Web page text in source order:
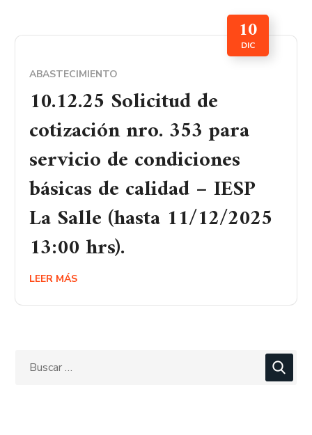
10
DIC
ABASTECIMIENTO
10.12.25 Solicitud de
cotización nro. 353 para
servicio de condiciones
básicas de calidad – IESP
La Salle (hasta 11/12/2025
13:00 hrs).
LEER MÁS